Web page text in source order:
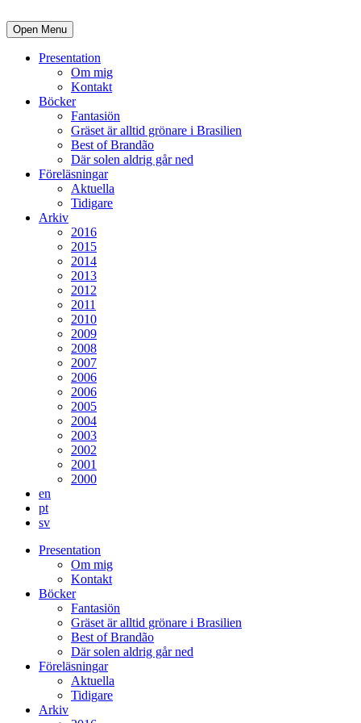
Open Menu
Presentation
Om mig
Kontakt
Böcker
Fantasiön
Gräset är alltid grönare i Brasilien
Best of Brandão
Där solen aldrig går ned
Föreläsningar
Aktuella
Tidigare
Arkiv
2016
2015
2014
2013
2012
2011
2010
2009
2008
2007
2006
2006
2005
2004
2003
2002
2001
2000
en
pt
sv
Presentation
Om mig
Kontakt
Böcker
Fantasiön
Gräset är alltid grönare i Brasilien
Best of Brandão
Där solen aldrig går ned
Föreläsningar
Aktuella
Tidigare
Arkiv